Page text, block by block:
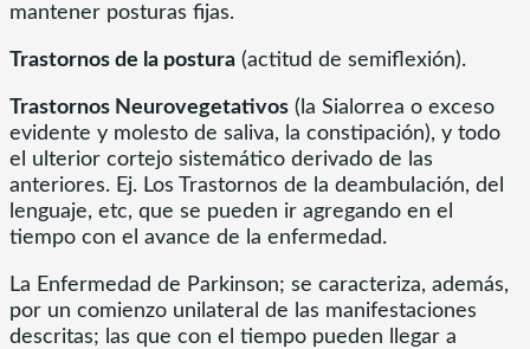
mantener posturas fijas.
Trastornos de la postura (actitud de semiflexión).
Trastornos Neurovegetativos (la Sialorrea o exceso
evidente y molesto de saliva, la constipación), y todo
el ulterior cortejo sistemático derivado de las
anteriores. Ej. Los Trastornos de la deambulación, del
lenguaje, etc, que se pueden ir agregando en el
tiempo con el avance de la enfermedad.
La Enfermedad de Parkinson; se caracteriza, además,
por un comienzo unilateral de las manifestaciones
descritas; las que con el tiempo pueden llegar a